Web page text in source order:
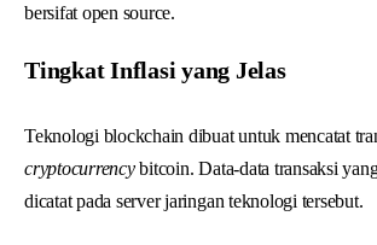
bersifat open source.
Tingkat Inflasi yang Jelas
Teknologi blockchain dibuat untuk mencatat
cryptocurrencybitcoin. Data-data transaksi
dicatat pada server jaringan teknologi tersebut.